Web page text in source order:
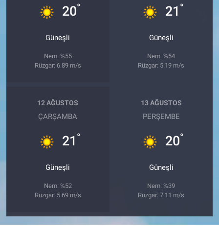
20°
Güneşli
Nem: %55
Rüzgar: 6.89 m/s
21 °
Güneşli
Nem: %54
Rüzgar: 5.19 m/s
12 AĞUSTOS
ÇARŞAMBA
21 °
Güneşli
Nem: %52
Rüzgar: 5.69 m/s
13 AĞUSTOS
PERŞEMBE
20°
Güneşli
Nem: %39
Rüzgar: 7.11 m/s